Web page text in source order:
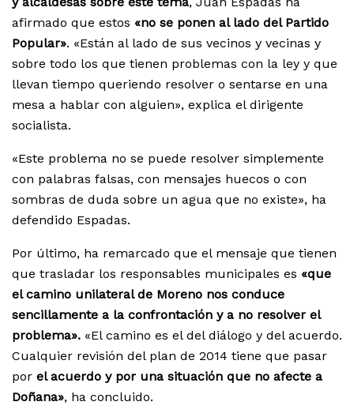
afirmado que estos «no se ponen al lado del Partido
Popular». «Están al lado de sus vecinos y vecinas y
sobre todo los que tienen problemas con la ley y que
llevan tiempo queriendo resolver o sentarse en una
mesa a hablar con alguien», explica el dirigente
socialista.
«Este problema no se puede resolver simplemente
con palabras falsas, con mensajes huecos o con
sombras de duda sobre un agua que no existe», ha
defendido Espadas.
Por último, ha remarcado que el mensaje que tienen
que trasladar los responsables municipales es «que
el camino unilateral de Moreno nos conduce
sencillamente a la confrontación y a no resolver el
problema». «El camino es el del diálogo y del acuerdo.
Cualquier revisión del plan de 2014 tiene que pasar
por el acuerdo y por una situación que no afecte a
Doñana», ha concluido.